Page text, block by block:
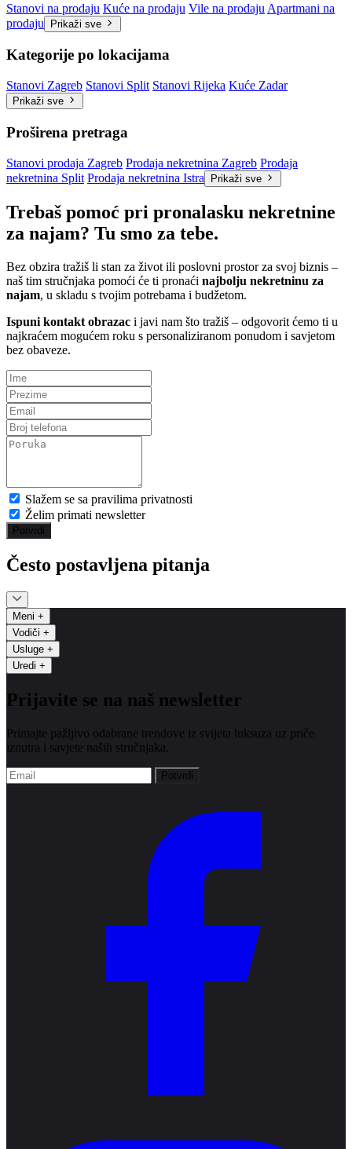
Stanovi na prodaju Kuće na prodaju Vile na prodaju Apartmani na
prodaju
Prikaži sve
Kategorije po lokacijama
Stanovi Zagreb Stanovi Split Stanovi Rijeka Kuće Zadar
Prikaži sve
Proširena pretraga
Stanovi prodaja Zagreb Prodaja nekretnina Zagreb Prodaja
nekretnina Split Prodaja nekretnina Istra Prikaži sve
Trebaš pomoć pri pronalasku nekretnine
za najam? Tu smo za tebe.
Bez obzira tražiš li stan za život ili poslovni prostor za svoj biznis –
naš tim stručnjaka pomoći će ti pronaći najbolju nekretninu za
najam, u skladu s tvojim potrebama i budžetom.
Ispuni kontakt obrazac i javi nam što tražiš – odgovorit ćemo ti u
najkraćem mogućem roku s personaliziranom ponudom i savjetom
bez obaveze.
Slažem se sa pravilima privatnosti
Želim primati newsletter
Potvrdi
Često postavljena pitanja
Meni +
Vodiči +
Usluge +
Uredi +
Prijavite se na naš newsletter
Primajte pažljivo odabrane trendove iz svijeta luksuza uz priče
iznutra i savjete naših stručnjaka.
Potvrdi